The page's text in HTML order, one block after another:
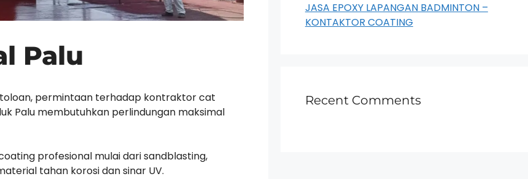
Palu
permintaan terhadap kontraktor cat
Palu membutuhkan perlindungan maksimal
profesional mulai dari sandblasting,
tahan korosi dan sinar UV.
JASA EPOXY LAPANGAN BADMINTON –
KONTAKTOR COATING
Recent Comments